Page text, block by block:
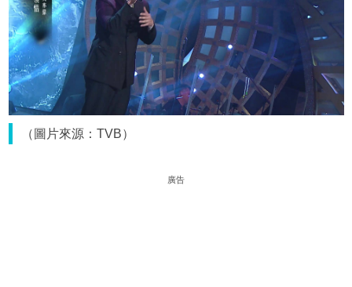
（圖片來源：TVB）
廣告